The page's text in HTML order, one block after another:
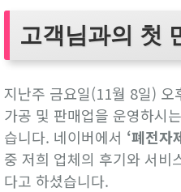
고객님과의 첫
지난주 금요일(11월 8일) 오
가공 및 판매업을 운영하시
습니다. 네이버에서 ‘폐전자
중 저희 업체의 후기와 서비
다고 하셨습니다.